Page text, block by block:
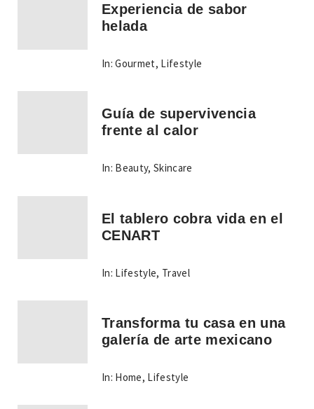
Experiencia de sabor
helada
In: Gourmet, Lifestyle
Guía de supervivencia
frente al calor
In: Beauty,Skincare
El tablero cobra vida en el
CENART
In: Lifestyle, Travel
Transforma tu casa en una
galería de arte mexicano
In: Home, Lifestyle